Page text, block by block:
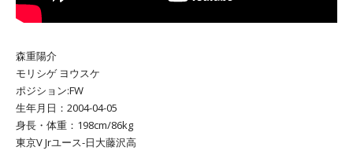
森重陽介
モリシゲ ヨウスケ
ポジション:FW
生年月日：2004-04-05
身長・体重：198cm/86kg
東京V Jrユース-日大藤沢高